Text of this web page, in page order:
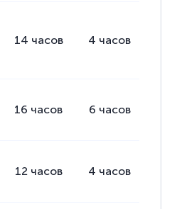
все детали.
огромное
доступно на время
удобная система
14 часов 4 часов
16 часов 6 часов
12 часов 4 часов